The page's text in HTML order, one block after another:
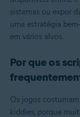
sistemas ou expor
uma estratégia
em vários alvos.
Por que os
Os jogos
kiddies, porque